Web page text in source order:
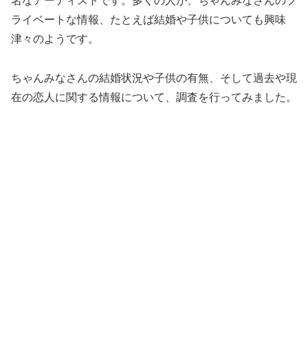
ライベートな情報、たとえば結婚や子供についても興味
津々のようです。
ちゃんみなさんの結婚状況や子供の有無、そして過去や現
在の恋人に関する情報について、調査を行ってみました。